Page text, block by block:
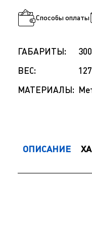
Способы оплаты
ГАБАРИТЫ:
ВЕС:
МАТЕРИАЛЫ:
ОПИСАНИЕ